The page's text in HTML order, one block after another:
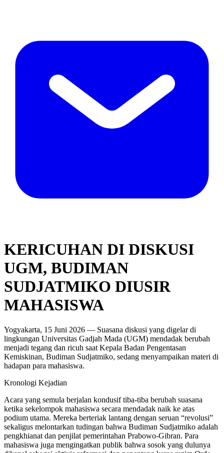
KERICUHAN DI DISKUSI
UGM, BUDIMAN
SUDJATMIKO DIUSIR
MAHASISWA
Yogyakarta, 15 Juni 2026 — Suasana diskusi yang digelar di
lingkungan Universitas Gadjah Mada (UGM) mendadak berubah
menjadi tegang dan ricuh saat Kepala Badan Pengentasan
Kemiskinan, Budiman Sudjatmiko, sedang menyampaikan materi di
hadapan para mahasiswa.
Kronologi Kejadian
Acara yang semula berjalan kondusif tiba-tiba berubah suasana
ketika sekelompok mahasiswa secara mendadak naik ke atas
podium utama. Mereka berteriak lantang dengan seruan “revolusi”
sekaligus melontarkan tudingan bahwa Budiman Sudjatmiko adalah
pengkhianat dan penjilat pemerintahan Prabowo-Gibran. Para
mahasiswa juga mengingatkan publik bahwa sosok yang dulunya